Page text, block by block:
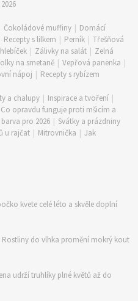
Čokoládové muffiny | Domácí
Recepty s lilkem | Perník | Třešňová
| Zálivky na salát | Zelná
na smetaně | Vepřová panenka |
nápoj | Recepty s rybízem
a chalupy | Inspirace a tvoření |
Co opravdu funguje proti mšicím a
pro 2026 | Svátky a prázdniny
u rajčat | Mitrovnička | Jak
kvete celé léto a skvěle doplní
do vlhka promění mokrý kout
udrží truhlíky plné květů až do